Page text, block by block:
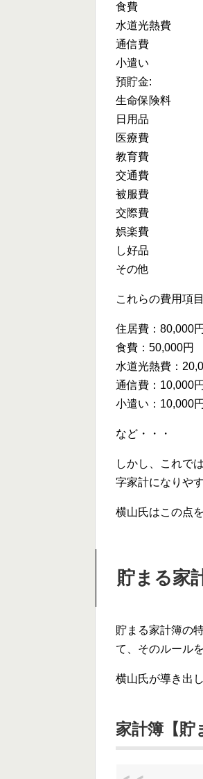
食費
水道光熱費
通信費
小遣い
預貯金:
生命保険料
日用品
医療費
教育費
交通費
被服費
交際費
娯楽費
し好品
その他
これらの費用項
住居費：80,000円
食費：50,000円
水道光熱費：
通信費：10,000円
小遣い：10,000円
など・・・
しかし、これで
字家計になりや
横山氏はこの点
貯まる家
貯まる家計簿の
て、そのルール
横山氏が導き出
家計簿【貯